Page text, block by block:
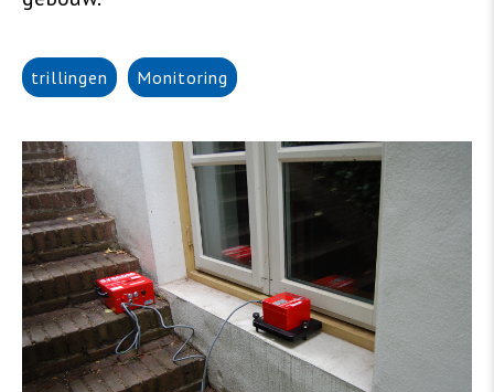
trillingen Monitoring